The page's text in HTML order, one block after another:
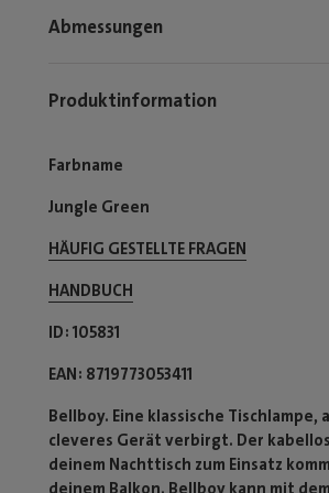
Abmessungen
Produktinformation
Farbname
Jungle Green
HÄUFIG GESTELLTE FRAGEN
HANDBUCH
ID 105831
EAN 8719773053411
Bellboy. Eine klassische
cleveres Gerät verbirgt. Der
deinem Nachttisch zum Einsatz
deinem Balkon. Bellboy kann mit